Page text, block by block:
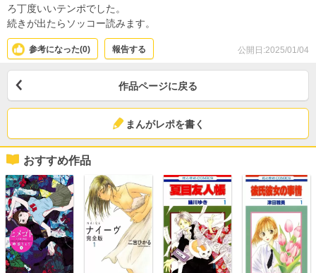
ろ丁度いいテンポでした。
続きが出たらソッコー読みます。
公開日:2025/01/04
参考になった(0) 報告する
作品ページに戻る
まんがレポを書く
おすすめ作品